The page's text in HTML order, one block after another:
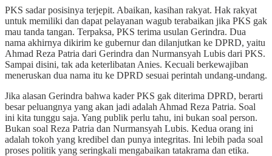
PKS sadar posisinya terjepit. Abaikan, kasihan rakyat. Hak rakyat
untuk memiliki dan dapat pelayanan wagub terabaikan jika PKS gak
mau tanda tangan. Terpaksa, PKS terima usulan Gerindra. Dua
nama akhirnya dikirim ke gubernur dan dilanjutkan ke DPRD, yaitu
Ahmad Reza Patria dari Gerindra dan Nurmansyah Lubis dari PKS.
Sampai disini, tak ada keterlibatan Anies. Kecuali berkewajiban
meneruskan dua nama itu ke DPRD sesuai perintah undang-undang.
Jika alasan Gerindra bahwa kader PKS gak diterima DPRD, berarti
besar peluangnya yang akan jadi adalah Ahmad Reza Patria. Soal
ini kita tunggu saja. Yang publik perlu tahu, ini bukan soal person.
Bukan soal Reza Patria dan Nurmansyah Lubis. Kedua orang ini
adalah tokoh yang kredibel dan punya integritas. Ini lebih pada soal
proses politik yang seringkali mengabaikan tatakrama dan etika.